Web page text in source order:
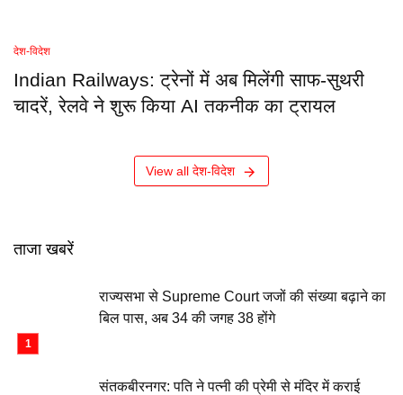
देश-विदेश
Indian Railways: ट्रेनों में अब मिलेंगी साफ-सुथरी
चादरें, रेलवे ने शुरू किया AI तकनीक का ट्रायल
View all देश-विदेश
ताजा खबरें
राज्यसभा से Supreme Court जजों की संख्या बढ़ाने का
बिल पास, अब 34 की जगह 38 होंगे
संतकबीरनगर: पति ने पत्नी की प्रेमी से मंदिर में कराई